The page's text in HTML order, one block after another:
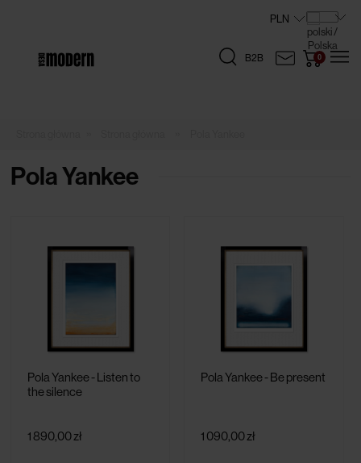
B2B
Pola Yankee
Pola Yankee - Listen to
the silence
1 890,00 zł
Pola Yankee - Be present
1 090,00 zł